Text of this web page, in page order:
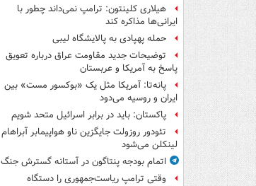
هیلاری کلینتون: ترامپ نمی‌داند چطور با
ایرانی‌ها مذاکره کند
حمله پهپادی به پالایشگاه لیبی
توضیحات جدید مقاومت عراق درباره تعویق
پاسخ به آمریکا و عربستان
پانه‌تا: آمریکا مثل یک «بوکسور مست» بین
ایران و روسیه می‌دود
پاکستان: باید در برابر اسرائیل متحد شویم
تئودور روزولت جایگزین ناو هواپیمابر آبراهام
لینکلن می‌شود
اتمام بودجه پنتاگون در آستانه گسترش جنگ
وقتی ترامپ ریاست‌جمهوری را دستگاه